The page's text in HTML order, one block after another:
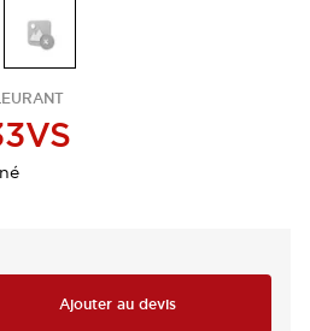
Ajouter au devis